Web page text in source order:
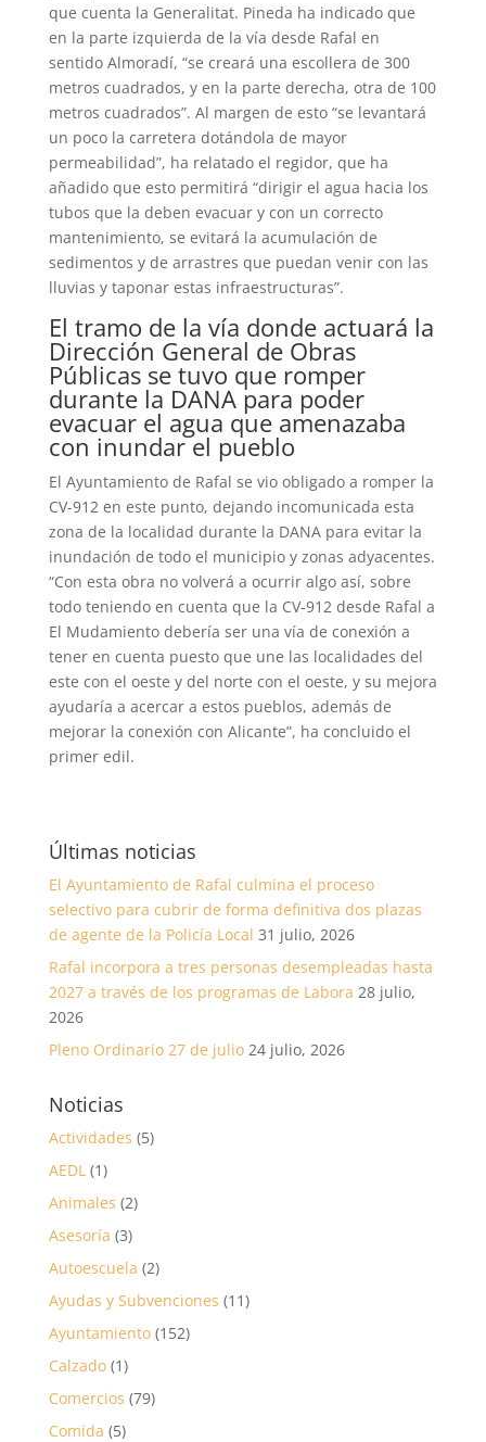
que cuenta la Generalitat. Pineda ha indicado que
en la parte izquierda de la vía desde Rafal en
sentido Almoradí, “se creará una escollera de 300
metros cuadrados, y en la parte derecha, otra de 100
metros cuadrados”. Al margen de esto “se levantará
un poco la carretera dotándola de mayor
permeabilidad”, ha relatado el regidor, que ha
añadido que esto permitirá “dirigir el agua hacia los
tubos que la deben evacuar y con un correcto
mantenimiento, se evitará la acumulación de
sedimentos y de arrastres que puedan venir con las
lluvias y taponar estas infraestructuras”.
El tramo de la vía donde actuará la
Dirección General de Obras
Públicas se tuvo que romper
durante la DANA para poder
evacuar el agua que amenazaba
con inundar el pueblo
El Ayuntamiento de Rafal se vio obligado a romper la
CV-912 en este punto, dejando incomunicada esta
zona de la localidad durante la DANA para evitar la
inundación de todo el municipio y zonas adyacentes.
“Con esta obra no volverá a ocurrir algo así, sobre
todo teniendo en cuenta que la CV-912 desde Rafal a
El Mudamiento debería ser una vía de conexión a
tener en cuenta puesto que une las localidades del
este con el oeste y del norte con el oeste, y su mejora
ayudaría a acercar a estos pueblos, además de
mejorar la conexión con Alicante”, ha concluido el
primer edil.
Últimas noticias
El Ayuntamiento de Rafal culmina el proceso
selectivo para cubrir de forma definitiva dos plazas
de agente de la Policía Local 31 julio, 2026
Rafal incorpora a tres personas desempleadas hasta
2027 a través de los programas de Labora 28 julio,
2026
Pleno Ordinario 27 de julio 24 julio, 2026
Noticias
Actividades (5)
AEDL (1)
Animales (2)
Asesoría (3)
Autoescuela (2)
Ayudas y Subvenciones (11)
Ayuntamiento(152)
Calzado(1)
Comercios (79)
Comida (5)